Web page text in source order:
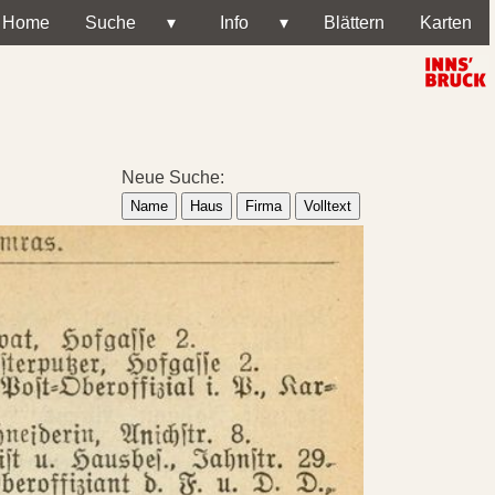
Home Suche ▾ Info ▾ Blättern Karten
Neue Suche:
Name Haus Firma Volltext